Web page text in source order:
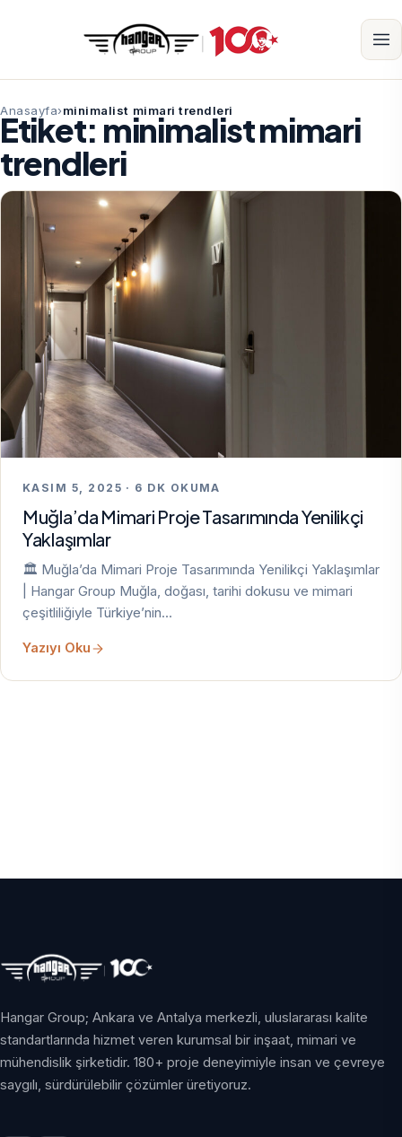
Anasayfa minimalist mimari trendleri
Etiket: minimalist mimari
trendleri
KASIM 5, 2025 · 6 DK OKUMA
Muğla’da Mimari Proje Tasarımında Yenilikçi
Yaklaşımlar
🏛️ Muğla’da Mimari Proje Tasarımında Yenilikçi Yaklaşımlar
| Hangar Group Muğla, doğası, tarihi dokusu ve mimari
çeşitliliğiyle Türkiye’nin…
Yazıyı Oku
Hangar Group; Ankara ve Antalya merkezli, uluslararası kalite
standartlarında hizmet veren kurumsal bir inşaat, mimari ve
mühendislik şirketidir. 180+ proje deneyimiyle insan ve çevreye
saygılı, sürdürülebilir çözümler üretiyoruz.